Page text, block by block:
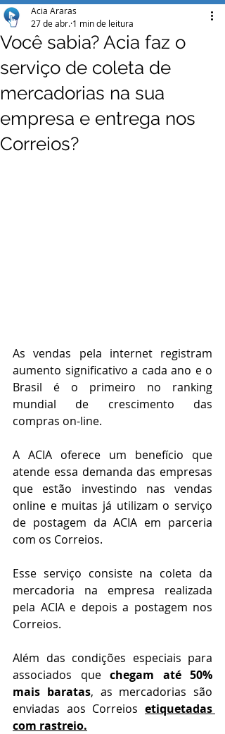
Você sabia? Acia faz o
serviço de coleta de
mercadorias na sua
empresa e entrega nos
Correios?
Acia Araras
27 de abr. 1 min de leitura
As vendas pela internet registram
aumento significativo a cada ano e o
Brasil é o primeiro no ranking
mundial de crescimento das
compras on-line.
A ACIA oferece um benefício que
atende essa demanda das empresas
que estão investindo nas vendas
online e muitas já utilizam o serviço
de postagem da ACIA em parceria
com os Correios.
Esse serviço consiste na coleta da
mercadoria na empresa realizada
pela ACIA e depois a postagem nos
Correios.
Além das condições especiais para
associados que chegam até 50%
mais baratas, as mercadorias são
enviadas aos Correios etiquetadas
com rastreio.